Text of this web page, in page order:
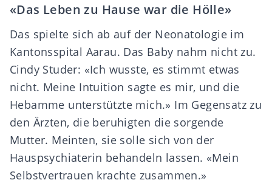
«Das Leben zu Hause war die Hölle»
Das spielte sich ab auf der Neonatologie im
Kantonsspital Aarau. Das Baby nahm nicht zu.
Cindy Studer: «Ich wusste, es stimmt etwas
nicht. Meine Intuition sagte es mir, und die
Hebamme unterstützte mich.» Im Gegensatz zu
den Ärzten, die beruhigten die sorgende
Mutter. Meinten, sie solle sich von der
Hauspsychiaterin behandeln lassen. «Mein
Selbstvertrauen krachte zusammen.»